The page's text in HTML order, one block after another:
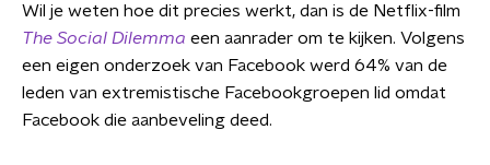
Wil je weten hoe dit precies werkt, dan is de Netflix-film
The Social Dilemma een aanrader om te kijken. Volgens
een eigen onderzoek van Facebook werd 64% van de
leden van extremistische Facebookgroepen lid omdat
Facebook die aanbeveling deed.